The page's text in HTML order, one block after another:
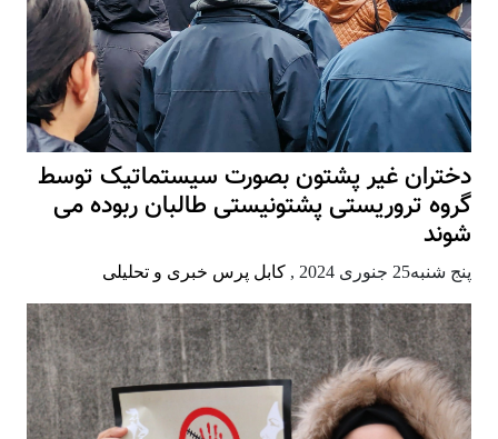
دختران غیر پشتون بصورت سیستماتیک توسط
گروه تروریستی پشتونیستی طالبان ربوده می
شوند
پنج شنبه25 جنوری 2024 , کابل پرس خبری و تحلیلی